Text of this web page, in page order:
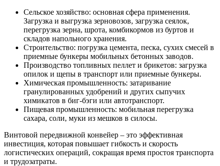
Сельское хозяйство: основная сфера применения.
Загрузка и выгрузка зерновозов, загрузка сеялок,
перегрузка зерна, шрота, комбикормов из буртов и
складов напольного хранения.
Строительство: погрузка цемента, песка, сухих смесей в
приемные бункеры мобильных бетонных заводов.
Производство топливных пеллет и брикетов: загрузка
опилок и щепы в транспорт или приемные бункеры.
Химическая промышленность: затаривание
гранулированных удобрений и других сыпучих
химикатов в биг-бэги или автотранспорт.
Пищевая промышленность: мобильная перегрузка
сахара, соли, муки из мешков в силосы.
Винтовой передвижной конвейер – это эффективная
инвестиция, которая повышает гибкость и скорость
логистических операций, сокращая время простоя транспорта
и трудозатраты.